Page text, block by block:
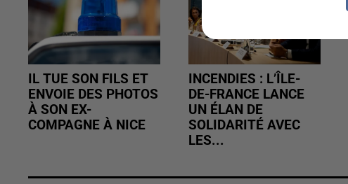
IL TUE SON FILS ET
ENVOIE DES PHOTOS
À SON EX-
COMPAGNE À NICE
INCENDIES : L’ÎLE-
DE-FRANCE LANCE
UN ÉLAN DE
SOLIDARITÉ AVEC
LES...